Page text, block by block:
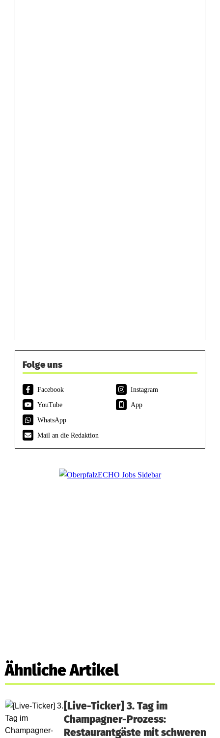
Folge uns
Facebook
Instagram
YouTube
App
WhatsApp
Mail an die Redaktion
Ähnliche Artikel
[Live-Ticker] 3. Tag im
Champagner-Prozess:
Restaurantgäste mit schweren